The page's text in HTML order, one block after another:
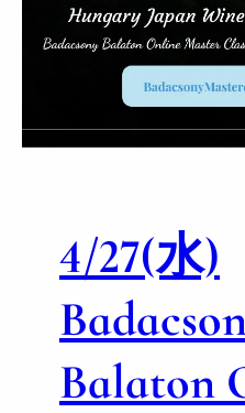
o
a
k
B
t
o
O
n
l
i
4/27(水)
Balaton